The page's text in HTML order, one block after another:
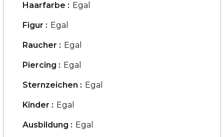
Haarfarbe : Egal
Figur : Egal
Raucher : Egal
Piercing : Egal
Sternzeichen : Egal
Kinder : Egal
Ausbildung : Egal